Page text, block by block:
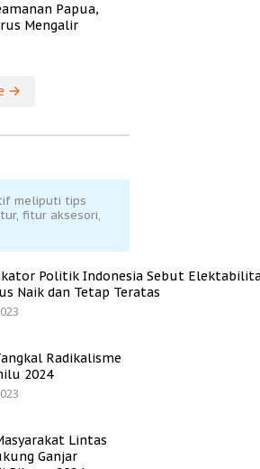
Papua,
Mengalir
meliputi tips
fitur aksesori,
Politik Indonesia Sebut
Naik dan Tetap Teratas
Radikalisme
2024
Lintas
Ganjar